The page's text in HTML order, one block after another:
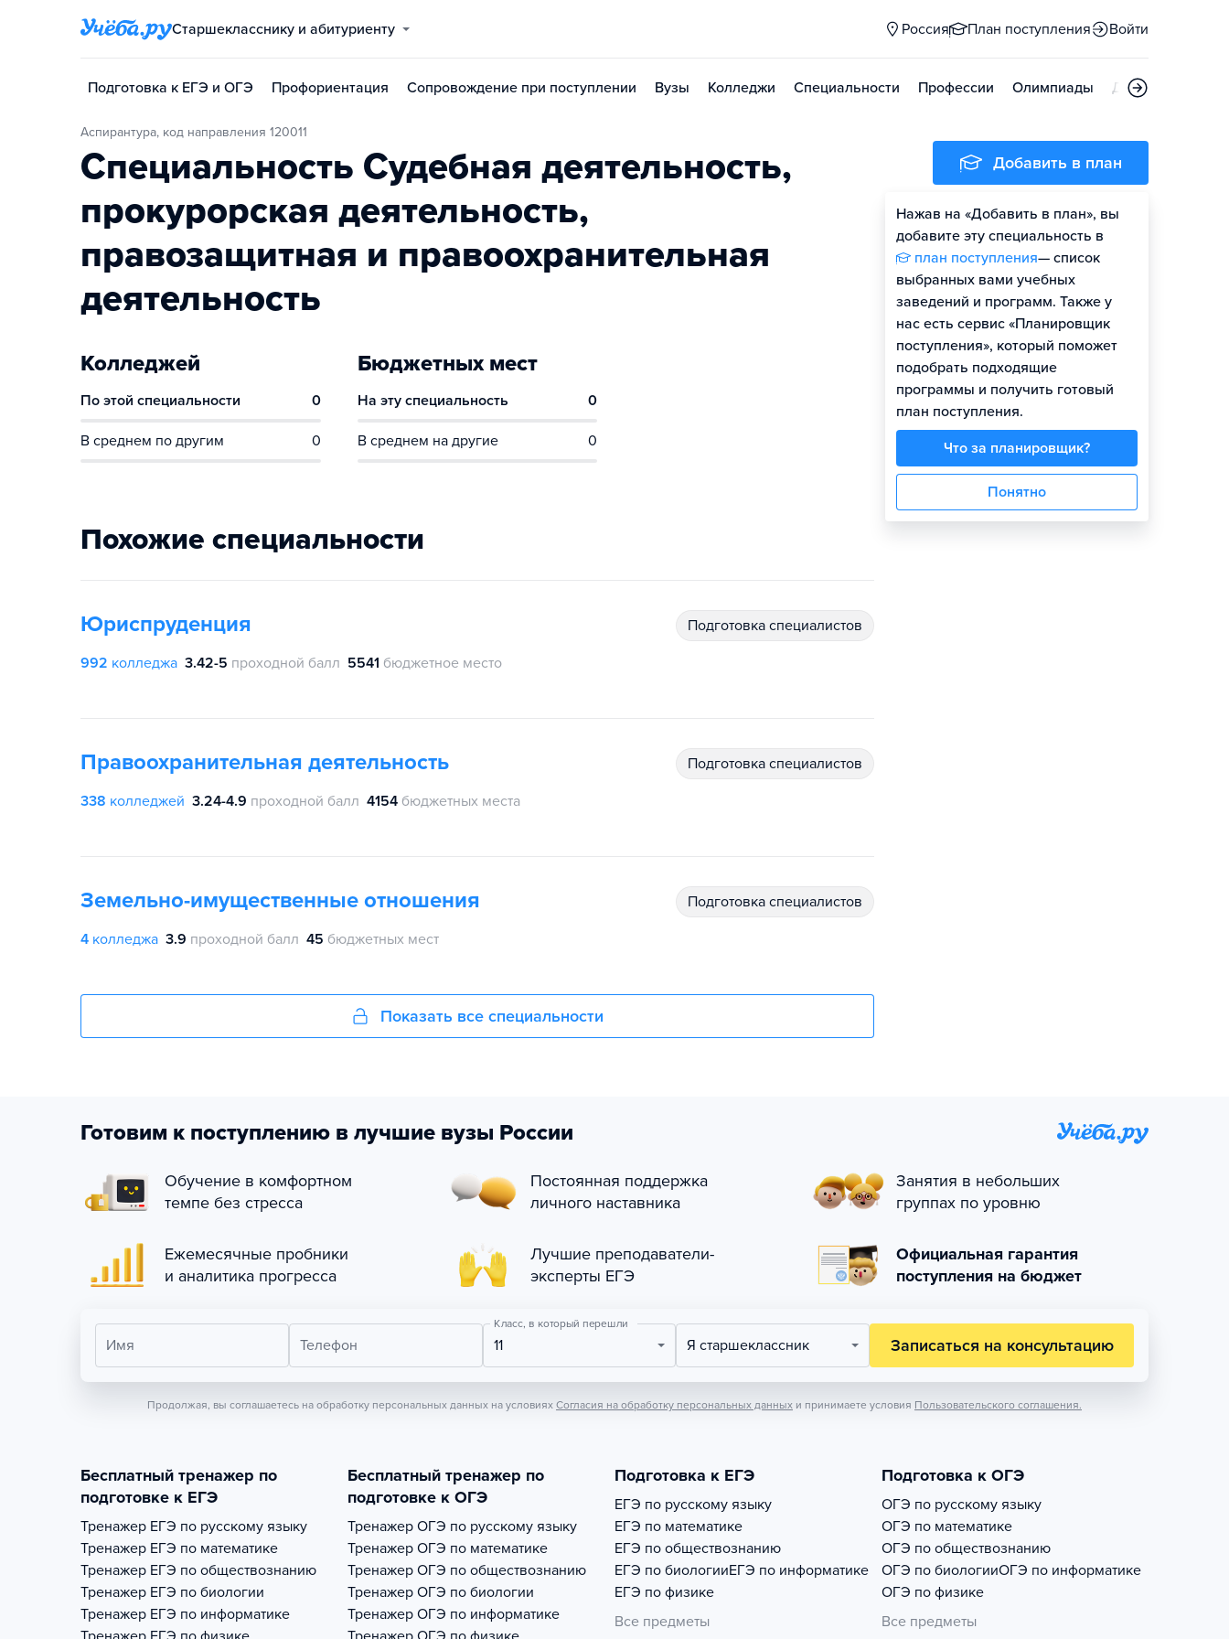
Старшекласснику и абитуриенту Россия План поступления Войти
Подготовка к ЕГЭ и ОГЭ Профориентация Сопровождение при поступлении Вузы Колледжи Специальности Профессии Олимпиады Дни открытых
Аспирантура, код направления 120011
Специальность Судебная деятельность,
прокурорская деятельность,
правозащитная и правоохранительная
деятельность
Колледжей
По этой специальности 0
В среднем по другим 0
Бюджетных мест
На эту специальность 0
В среднем на другие 0
Похожие специальности
Юриспруденция подготовка специалистов
992 колледжа 3.42-5 проходной балл 5541 бюджетное место
Правоохранительная деятельность подготовка специалистов
338 колледжей 3.24-4.9 проходной балл 4154 бюджетных места
Земельно-имущественные отношения подготовка специалистов
4 колледжа 3.9 проходной балл 45 бюджетных мест
Показать все специальности
Добавить в план
Нажав на «Добавить в план», вы
добавите эту специальность в
план поступления— список
выбранных вами учебных
заведений и программ. Также у
нас есть сервис «Планировщик
поступления», который поможет
подобрать подходящие
программы и получить готовый
план поступления.
Что за планировщик?
Понятно
Готовим к поступлению в лучшие вузы России
Обучение в комфортном
темпе без стресса
Постоянная поддержка
личного наставника
Занятия в небольших
группах по уровню
Ежемесячные пробники
и аналитика прогресса
Лучшие преподаватели-
эксперты ЕГЭ
Официальная гарантия
поступления на бюджет
Имя Телефон
Класс, в который перешли
11 Я старшеклассник Записаться на консультацию
Продолжая, вы соглашаетесь на обработку персональных данных на условиях Согласия на обработку персональных данных и принимаете условия Пользовательского соглашения.
Бесплатный тренажер по
подготовке к ЕГЭ
Тренажер ЕГЭ по русскому языку
Тренажер ЕГЭ по математике
Тренажер ЕГЭ по обществознанию
Тренажер ЕГЭ по биологии
Тренажер ЕГЭ по информатике
Бесплатный тренажер по
подготовке к ОГЭ
Тренажер ОГЭ по русскому языку
Тренажер ОГЭ по математике
Тренажер ОГЭ по обществознанию
Тренажер ОГЭ по биологии
Тренажер ОГЭ по информатике
Подготовка к ЕГЭ
ЕГЭ по русскому языку
ЕГЭ по математике
ЕГЭ по обществознанию
ЕГЭ по биологииЕГЭ по информатике
ЕГЭ по физике
Все предметы
Подготовка к ОГЭ
ОГЭ по русскому языку
ОГЭ по математике
ОГЭ по обществознанию
ОГЭ по биологииОГЭ по информатике
ОГЭ по физике
Все предметы